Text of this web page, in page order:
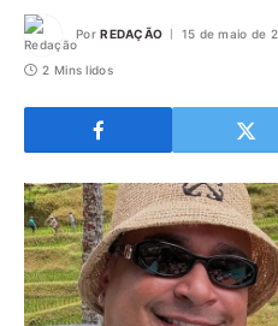
Por REDAÇÃO 15 de maio de
2 Mins lidos